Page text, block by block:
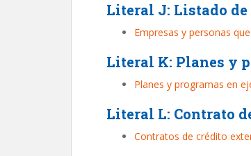
Literal J: Listado
Empresas y personas
Literal K: Planes y
Planes y programas en
Literal L: Contrato
Contratos de crédito